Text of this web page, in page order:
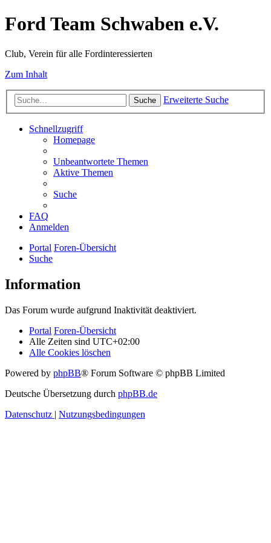
Ford Team Schwaben e.V.
Club, Verein für alle Fordinteressierten
Zum Inhalt
Suche Erweiterte Suche
Schnellzugriff
Homepage
Unbeantwortete Themen
Aktive Themen
Suche
FAQ
Anmelden
Portal Foren-Übersicht
Suche
Information
Das Forum wurde aufgrund Inaktivität deaktiviert.
Portal Foren-Übersicht
Alle Zeiten sind UTC+02:00
Alle Cookies löschen
Powered by phpBB® Forum Software © phpBB Limited
Deutsche Übersetzung durch phpBB.de
Datenschutz | Nutzungsbedingungen